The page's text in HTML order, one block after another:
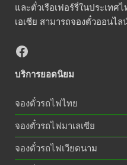
และตั๋วเรือเฟอร์รี่ในประเทศ
เอเซีย สามารถจองตั๋วออนไ
บริการยอดนิยม
จองตั๋วรถไฟไทย
จองตั๋วรถไฟมาเลเซีย
จองตั๋วรถไฟเวียดนาม